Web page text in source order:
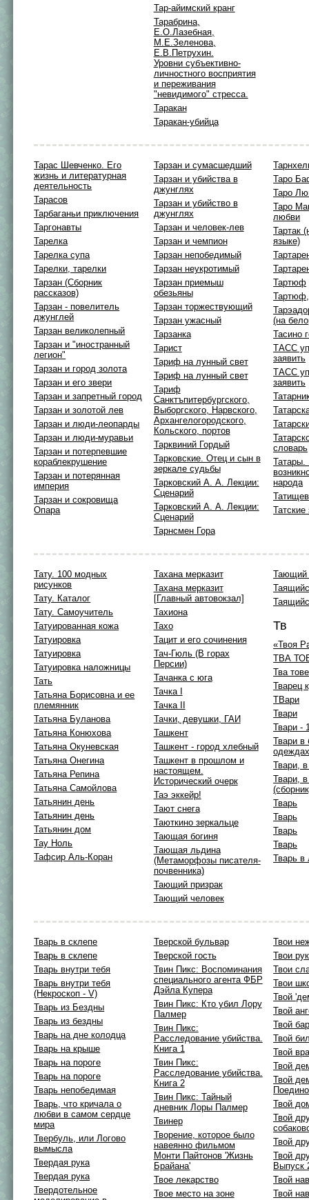
Тар-айимский кранг
Тарабрина,
Е.О.Лазебная,
М.Е.Зеленова,
Е.В.Петрухин.
Уровни субъективно-
личностного восприятия
и переживания
"невидимого" стресса.
Таракан
Таракан-убийца
Тарас Шевченко. Его
жизнь и литературная
деятельность
Тарасов
Тарбаганьи приключения
Таргонавты
Тарелка
Тарелка супа
Тарелки, тарелки
Тарзан (Сборник
рассказов)
Тарзан - повелитель
джунглей
Тарзан великолепный
Тарзан и "иностранный
легион"
Тарзан и город золота
Тарзан и его звери
Тарзан и запретный город
Тарзан и золотой лев
Тарзан и люди-леопарды
Тарзан и люди-муравьи
Тарзан и потерпевшие
кораблекрушение
Тарзан и потерянная
империя
Тарзан и сокровища
Опара
Тарзан и сумасшедший
Тарзан и убийства в
джунглях
Тарзан и убийство в
джунглях
Тарзан и человек-лев
Тарзан и чемпион
Тарзан непобедимый
Тарзан неукротимый
Тарзан приемыш
обезьяны
Тарзан торжествующий
Тарзан ужасный
Тарзанка
Тарист
Тариф на лунный свет
Тариф на лунный свет
Тариф
Санктъпитербургского,
Выборгского, Нарвского,
Архангелогородского,
Кольского, портов
Тарквиний Гордый
Тарковские. Отец и сын в
зеркале судьбы
Тарковский А. А. Лекции:
Сценарий
Тарковский А. А. Лекции:
Сценарий
Тарнсмен Гора
Таро
Таро
Таро
любви
Тартак
языке)
Тартюф
(на
Тасино
ТАСС
заявить
ТАСС
заявить
словарь
Татары.
народа
Татищев
Тату. 100 модных
рисунков
Тату. Каталог
Тату. Самоучитель
Татуированная кожа
Татуировка
Татуировка
Татуировка наложницы
Тать
Татьяна Борисовна и ее
племянник
Татьяна Буланова
Татьяна Конюхова
Татьяна Окуневская
Татьяна Онегина
Татьяна Репина
Татьяна Самойлова
Татьянин день
Татьянин день
Татьянин дом
Тау Ноль
Тафсир Аль-Коран
Тахана мерказит
Тахана мерказит
[Главный автовокзал]
Тахиона
Тахо
Тацит и его сочинения
Тач-Гюль (В горах
Персии)
Тачанка с юга
Тачка I
Тачка II
Тачки, девушки, ГАИ
Ташкент
Ташкент - город хлебный
Ташкент в прошлом и
настоящем.
Исторический очерк
Таэ эккейр!
Тают снега
Таюткино зеркальце
Тающая богиня
Тающая льдина
(Метаморфозы писателя-
почвенника)
Тающий призрак
Тающий человек
Тающий
Тв
«Твоя
ТВА
Тва
Тварец
ТВари
Твари
Твари -
Твари в
Твари,
Твари,
Тварь
Тварь
Тварь
Тварь
Тварь в
Тварь в склепе
Тварь в склепе
Тварь внутри тебя
Тварь внутри тебя
(Некроскоп - V)
Тварь из Бездны
Тварь из бездны
Тварь на дне колодца
Тварь на крыше
Тварь на пороге
Тварь на пороге
Тварь непобедимая
Тварь, что кричала о
любви в самом сердце
мира
Твербуль, или Логово
вымысла
Твердая рука
Твердая рука
Твердотельное
Тверской бульвар
Тверской гость
Твин Пикс: Воспоминания
специального агента ФБР
Дэйла Купера
Твин Пикс: Кто убил Лору
Палмер
Твин Пикс:
Расследование убийства.
Книга 1
Твин Пикс:
Расследование убийства.
Книга 2
Твин Пикс: Тайный
дневник Лоры Палмер
Твинер
Твоpение, котоpое было
навеянно фильмом
Монти Пайтонов 'Жизнь
Бpайана'
Твое лекарство
Твое место на зоне
Твои
Твои
Твои
Твои
Твой
Твой
Твой
Твой
Твой
Твой
Твой
Твой
Твой
Твой
Твой
Выпуск
Твой
Твой